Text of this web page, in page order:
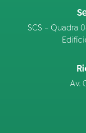
SCS – Quadra
Av.